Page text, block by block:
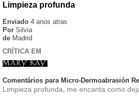
Limpieza profunda
Enviado 4 anos atras
Por Silvia
de Madrid
CRÍTICA EM
Comentários para Micro-Dermoabrasión
Limpieza profunda, me encanta como